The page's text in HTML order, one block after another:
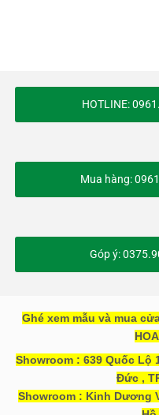
HOTLINE:
Mua hàng:
Góp ý:
Ghé xem mẫu và mua
Showroom : 639 Quốc Lộ
Đức ,
Showroom : Kinh Dương